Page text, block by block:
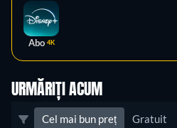
Abo 4K
URMĂRIȚI ACUM
Cel mai bun preț Gratuit